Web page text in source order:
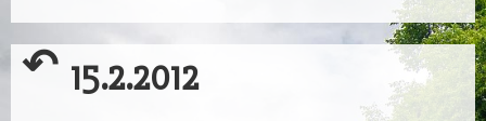
↶ 15.2.2012